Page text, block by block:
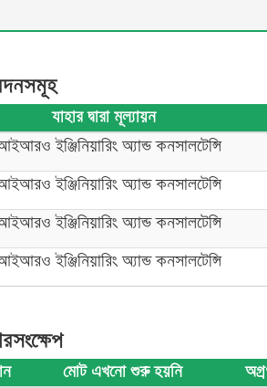
যাহার দ্বারা মূল্যায়ন
ইঞ্জিনিয়ারিং অ্যান্ড কনসালটেন্সি
ইঞ্জিনিয়ারিং অ্যান্ড কনসালটেন্সি
ইঞ্জিনিয়ারিং অ্যান্ড কনসালটেন্সি
ইঞ্জিনিয়ারিং অ্যান্ড কনসালটেন্সি
মোট এখনো শুরু হয়নি